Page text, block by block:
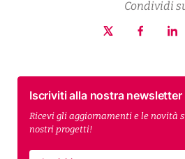
Iscriviti alla nostra newsletter
Ricevi gli aggiornamenti e le novità
nostri progetti!
Condividi